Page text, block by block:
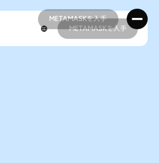
METAMASKを入手
METAMASKを入手
METAMASKを入手